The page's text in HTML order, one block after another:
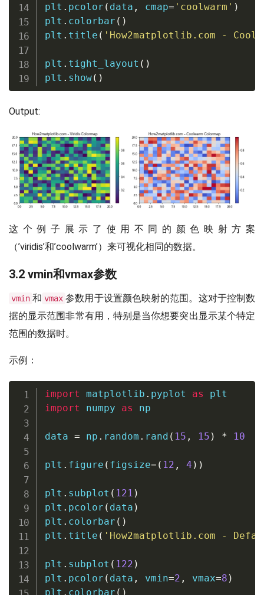
plt . pcolor ( data , cmap= 'coolwarm' )
plt . colorbar ( )
plt . title ( 'How2matplotlib.com -
plt . tight_layout ( )
plt . show( )
Output:
这个例子展示了使用不同的颜色映射方案
（’viridis’和’coolwarm’）来可视化相同的数据。
3.2 vmin和vmax参数
vmin 和 vmax 参数用于设置颜色映射的范围。这对于控制数
据的显示范围非常有用，特别是当你想要突出显示某个特定
范围的数据时。
示例：
import matplotlib . pyplot as
import numpy as np
data = np . random . rand ( 15 , 15 ) * 10
plt . figure ( figsize= ( 12 , 4 ) )
plt . subplot ( 121 )
plt . pcolor ( data )
plt . colorbar ( )
plt . title ( 'How2matplotlib.com -
plt . subplot ( 122 )
plt . pcolor ( data , vmin=2 , vmax=8 )
plt . colorbar ( )